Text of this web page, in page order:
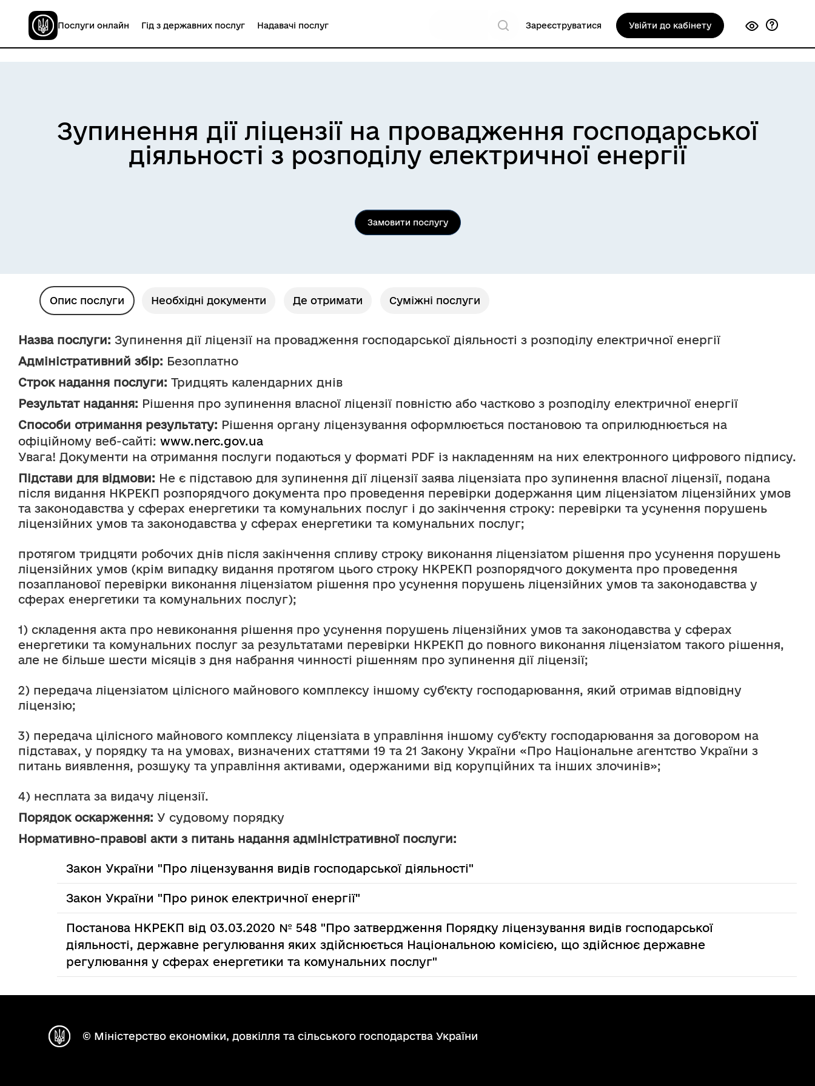
Послуги онлайн Гід з державних послуг Надавачі послуг Зареєструватися Увійти до кабінету
Зупинення дії ліцензії на провадження господарської
діяльності з розподілу електричної енергії
Замовити послугу
Опис послуги Необхідні документи Де отримати Суміжні послуги
Назва послуги: Зупинення дії ліцензії на провадження господарської діяльності з розподілу електричної енергії
Адміністративний збір: Безоплатно
Строк надання послуги: Тридцять календарних днів
Результат надання: Рішення про зупинення власної ліцензії повністю або частково з розподілу електричної енергії
Способи отримання результату: Рішення органу ліцензування оформлюється постановою та оприлюднюється на
офіційному веб-сайті: www.nerc.gov.ua
Увага! Документи на отримання послуги подаються у форматі PDF із накладенням на них електронного цифрового підпису.
Підстави для відмови: Не є підставою для зупинення дії ліцензії заява ліцензіата про зупинення власної ліцензії, подана
після видання НКРЕКП розпорядчого документа про проведення перевірки додержання цим ліцензіатом ліцензійних умов
та законодавства у сферах енергетики та комунальних послуг і до закінчення строку: перевірки та усунення порушень
ліцензійних умов та законодавства у сферах енергетики та комунальних послуг;
протягом тридцяти робочих днів після закінчення спливу строку виконання ліцензіатом рішення про усунення порушень
ліцензійних умов (крім випадку видання протягом цього строку НКРЕКП розпорядчого документа про проведення
позапланової перевірки виконання ліцензіатом рішення про усунення порушень ліцензійних умов та законодавства у
сферах енергетики та комунальних послуг);
1) складення акта про невиконання рішення про усунення порушень ліцензійних умов та законодавства у сферах
енергетики та комунальних послуг за результатами перевірки НКРЕКП до повного виконання ліцензіатом такого рішення,
але не більше шести місяців з дня набрання чинності рішенням про зупинення дії ліцензії;
2) передача ліцензіатом цілісного майнового комплексу іншому суб’єкту господарювання, який отримав відповідну
ліцензію;
3) передача цілісного майнового комплексу ліцензіата в управління іншому суб’єкту господарювання за договором на
підставах, у порядку та на умовах, визначених статтями 19 та 21 Закону України «Про Національне агентство України з
питань виявлення, розшуку та управління активами, одержаними від корупційних та інших злочинів»;
4) несплата за видачу ліцензії.
Порядок оскарження: У судовому порядку
Нормативно-правові акти з питань надання адміністративної послуги:
Закон України "Про ліцензування видів господарської діяльності"
Закон України "Про ринок електричної енергії"
Постанова НКРЕКП від 03.03.2020 № 548 "Про затвердження Порядку ліцензування видів господарської
діяльності, державне регулювання яких здійснюється Національною комісією, що здійснює державне
регулювання у сферах енергетики та комунальних послуг"
© Міністерство економіки, довкілля та сільського господарства України